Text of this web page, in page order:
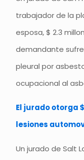
trabajador de la
esposa, $ 2.3
demandante
pleural por
ocupacional al
El jurado otorga
lesiones
Un jurado de Salt